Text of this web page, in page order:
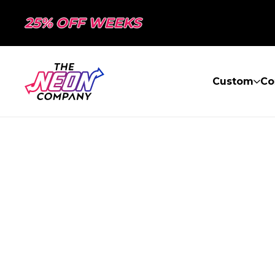
25% OFF WEEKS
Custom